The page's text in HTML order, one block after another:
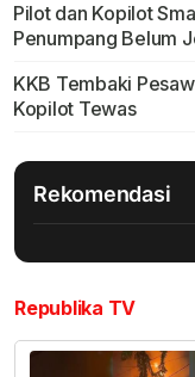
Pilot dan Kopilot
Penumpang Belum
KKB Tembaki
Kopilot Tewas
Rekomendasi
Republika TV